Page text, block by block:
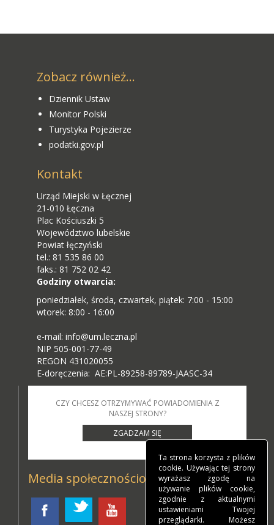
Zobacz również...
Dziennik Ustaw
Monitor Polski
Turystyka Pojezierze
podatki.gov.pl
Kontakt
Urząd Miejski w Łęcznej
21-010 Łęczna
Plac Kościuszki 5
Województwo lubelskie
Powiat łęczyński
tel.: 81 535 86 00
faks.: 81 752 02 42
Godziny otwarcia:
poniedziałek, środa, czwartek, piątek: 7:00 - 15:00
wtorek: 8:00 - 16:00
e-mail: info@um.leczna.pl
NIP 505-001-77-49
REGON 431020055
E-doręczenia: AE:PL-89258-89789-JAASC-34
CZY CHCESZ OTRZYMYWAĆ POWIADOMIENIA Z
NASZEJ STRONY?
ZGADZAM SIĘ
Media społecznościowe
Ta strona korzysta z plików
cookie. Używając tej strony
wyrażasz zgodę na
używanie plików cookie,
zgodnie z aktualnymi
ustawieniami Twojej
przeglądarki. Możesz